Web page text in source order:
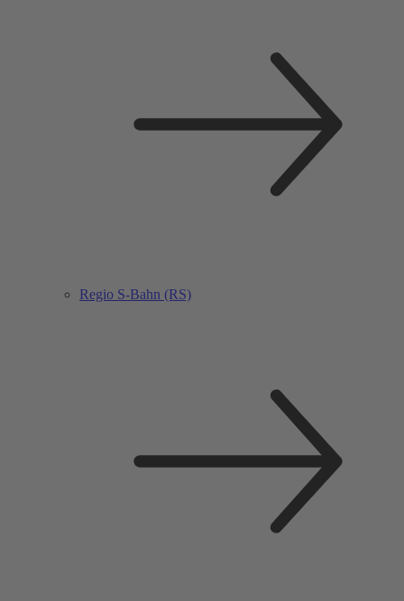
Regio S-Bahn (RS)